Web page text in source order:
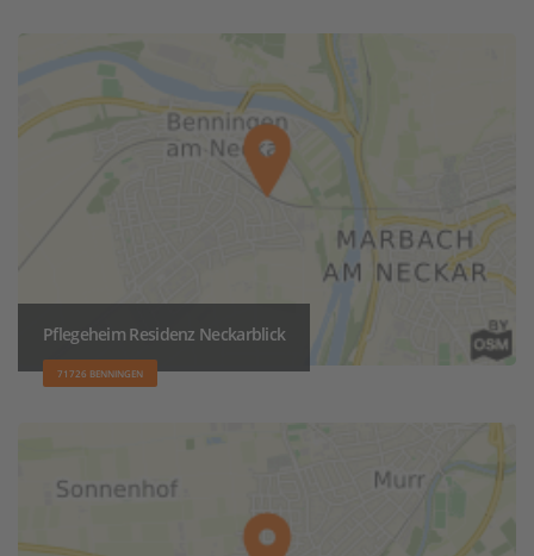
Pflegeheim Residenz Neckarblick
71726 BENNINGEN